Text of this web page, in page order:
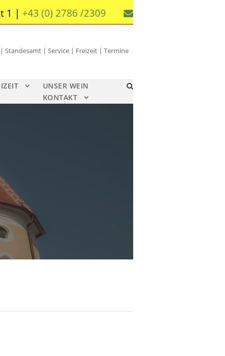
1 | +43 (0) 2786 /2309
Standesamt | Service | Freizeit | Termine
UNSER WEIN
KONTAKT